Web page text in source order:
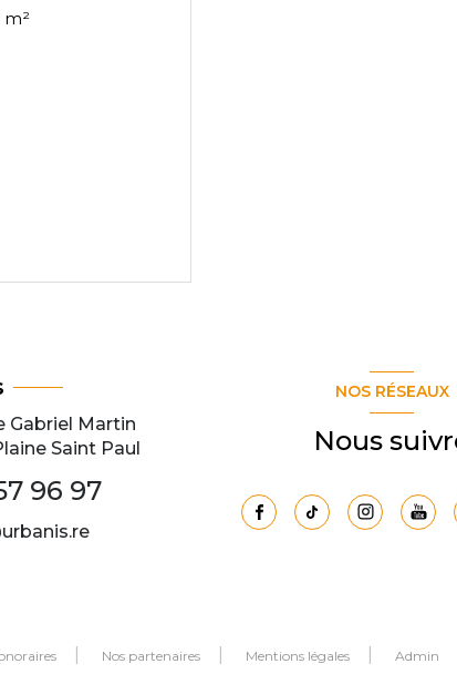
Terrain 4 pièce(s) 3 chambre(s) 100 m²
Gabriel Martin
Saint Paul
96 97
NOS RÉSEAUX
Nous
Nos partenaires Mentions légales Admin